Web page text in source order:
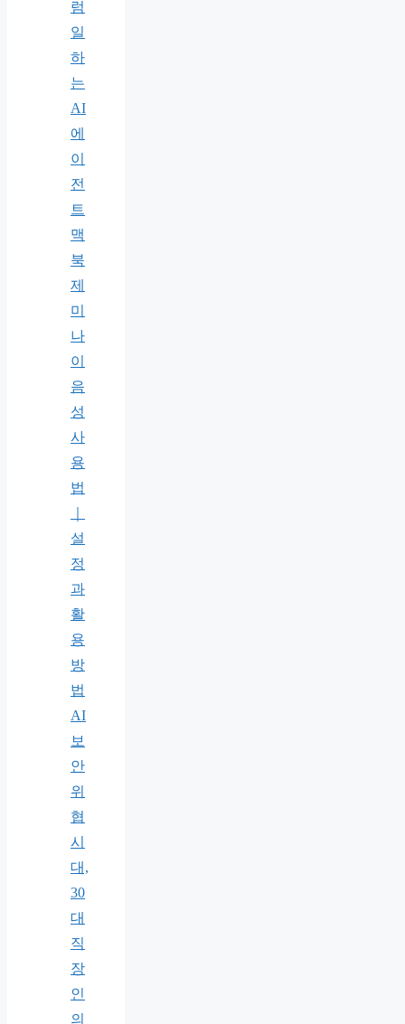
럼
일
하
는
AI
에
이
전
트
맥
북
제
미
나
이
음
성
사
용
법
설
정
과
활
용
방
법
AI
보
안
위
협
시
대,
30
대
직
장
인
의